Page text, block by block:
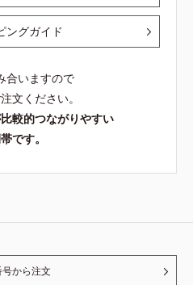
ングガイド
合いますので
文ください。
較的つながりやすい
です。
から注文